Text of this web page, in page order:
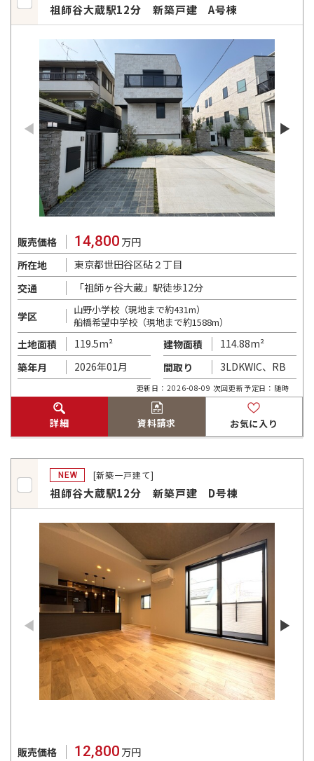
祖師谷大蔵駅12分 新築戸建 A号棟
販売価格 14,800 万円
所在地
東京都世田谷区砧２丁目
交通
「祖師ヶ谷大蔵」駅徒歩12分
学区
山野小学校（現地まで約431m）
船橋希望中学校（現地まで約1588m）
土地面積 119.5m² 建物面積
114.88m²
築年月
2026年01月 間取り 3LDKWIC、RB
更新日：2026-08-09 次回更新予定日：随時
詳細 資料請求 お気に入り
NEW [新築一戸建て]
祖師谷大蔵駅12分 新築戸建 D号棟
販売価格 12,800 万円